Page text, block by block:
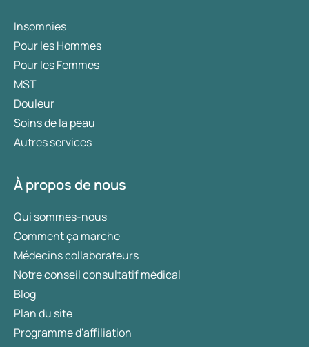
Insomnies
Pour les Hommes
Pour les Femmes
MST
Douleur
Soins de la peau
Autres services
À propos de nous
Qui sommes-nous
Comment ça marche
Médecins collaborateurs
Notre conseil consultatif médical
Blog
Plan du site
Programme d'affiliation